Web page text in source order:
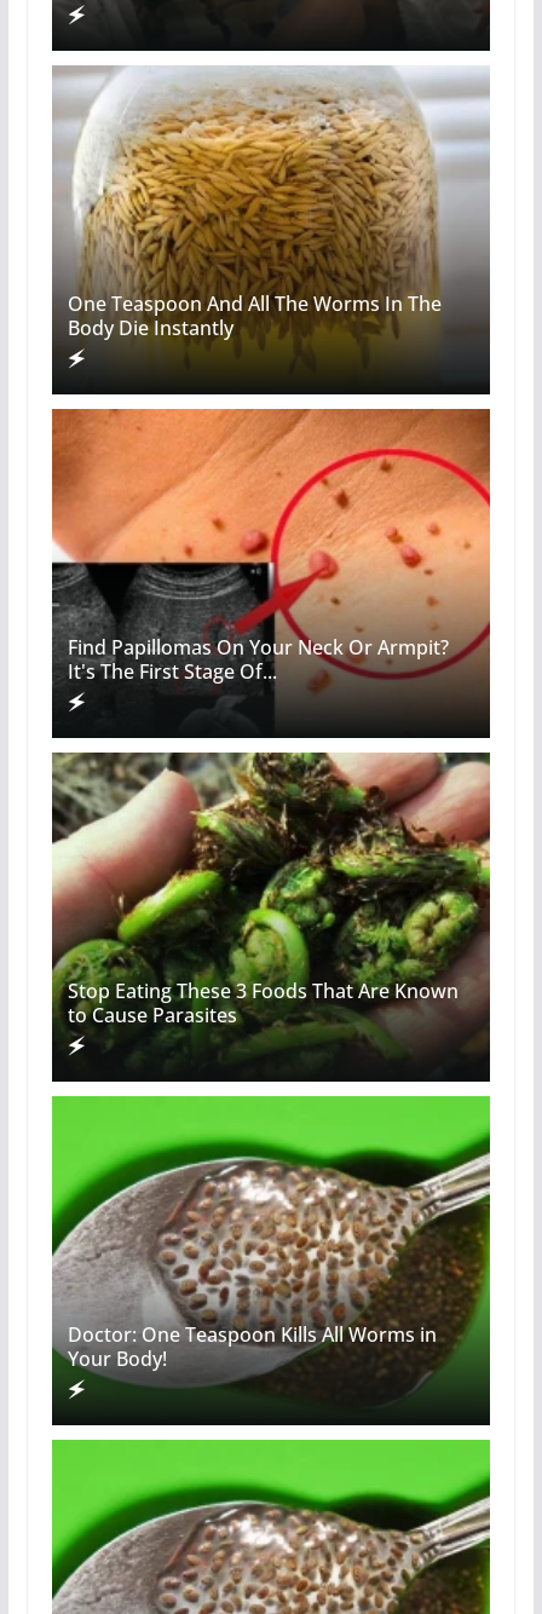
One Teaspoon And All The Worms In The
Body Die Instantly
Find Papillomas On Your Neck Or Armpit?
It's The First Stage Of...
Stop Eating These 3 Foods That Are Known
to Cause Parasites
Doctor: One Teaspoon Kills All Worms in
Your Body!